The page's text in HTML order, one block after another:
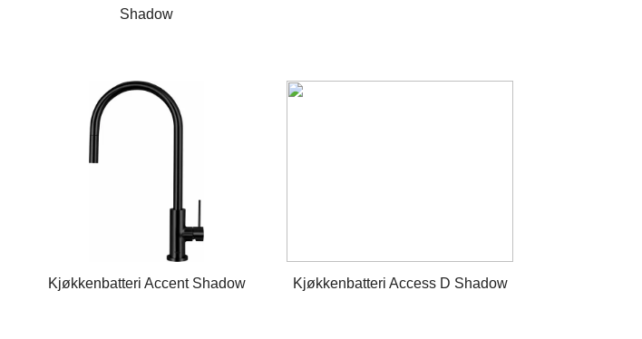
Shadow
Kjøkkenbatteri Accent Shadow Kjøkkenbatteri Access D Shadow